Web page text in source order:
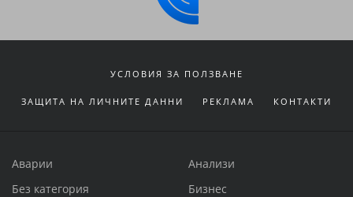
УСЛОВИЯ ЗА ПОЛЗВАНЕ
ЗАЩИТА НА ЛИЧНИТЕ ДАННИ РЕКЛАМА КОНТАКТИ
Аварии
Анализи
Без категория
Бизнес